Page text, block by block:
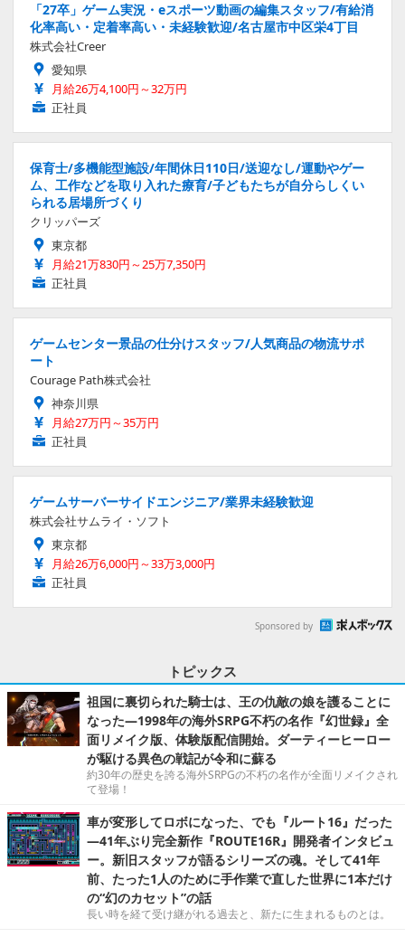
「27卒」ゲーム実況・eスポーツ動画の編集スタッフ/有給消
化率高い・定着率高い・未経験歓迎/名古屋市中区栄4丁目
株式会社Creer
愛知県
月給26万4,100円～32万円
正社員
保育士/多機能型施設/年間休日110日/送迎なし/運動やゲー
ム、工作などを取り入れた療育/子どもたちが自分らしくい
られる居場所づくり
クリッパーズ
東京都
月給21万830円～25万7,350円
正社員
ゲームセンター景品の仕分けスタッフ/人気商品の物流サポ
ート
Courage Path株式会社
神奈川県
月給27万円～35万円
正社員
ゲームサーバーサイドエンジニア/業界未経験歓迎
株式会社サムライ・ソフト
東京都
月給26万6,000円～33万3,000円
正社員
Sponsored by
トピックス
祖国に裏切られた騎士は、王の仇敵の娘を護ることに
なった―1998年の海外SRPG不朽の名作『幻世録』全
面リメイク版、体験版配信開始。ダーティーヒーロー
が駆ける異色の戦記が令和に蘇る
約30年の歴史を誇る海外SRPGの不朽の名作が全面リメイクされ
て登場！
車が変形してロボになった、でも『ルート16』だった
―41年ぶり完全新作『ROUTE16R』開発者インタビュ
ー。新旧スタッフが語るシリーズの魂。そして41年
前、たった1人のために手作業で直した世界に1本だけ
の“幻のカセット”の話
長い時を経て受け継がれる過去と、新たに生まれるものとは。